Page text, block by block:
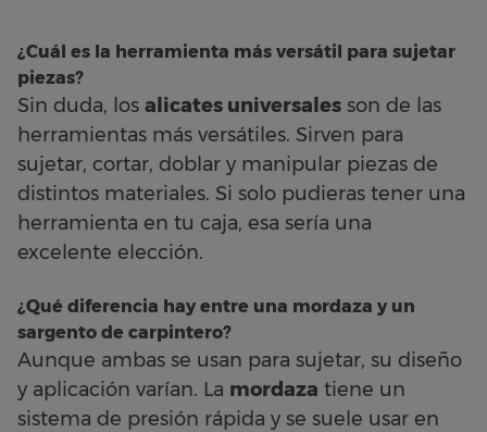
¿Cuál es la herramienta más versátil para sujetar
piezas?
Sin duda, los alicates universales son de las
herramientas más versátiles. Sirven para
sujetar, cortar, doblar y manipular piezas de
distintos materiales. Si solo pudieras tener una
herramienta en tu caja, esa sería una
excelente elección.
¿Qué diferencia hay entre una mordaza y un
sargento de carpintero?
Aunque ambas se usan para sujetar, su diseño
y aplicación varían. La mordaza tiene un
sistema de presión rápida y se suele usar en